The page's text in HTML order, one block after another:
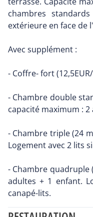
chambres
extérieure en face de
Avec supplément :
- Coffre- fort
- Chambre double
capacité maximum : 2
- Chambre triple (24
Logement avec 2 lits
- Chambre quadruple
adultes + 1 enfant.
canapé-lits.